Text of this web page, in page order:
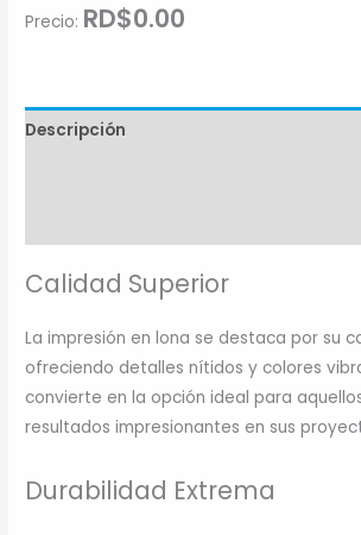
Precio: RD$0.00
Descripción
Calidad Superior
La impresión en lona se destaca por su
ofreciendo detalles nítidos y colores
convierte en la opción ideal para
resultados impresionantes en sus
Durabilidad Extrema